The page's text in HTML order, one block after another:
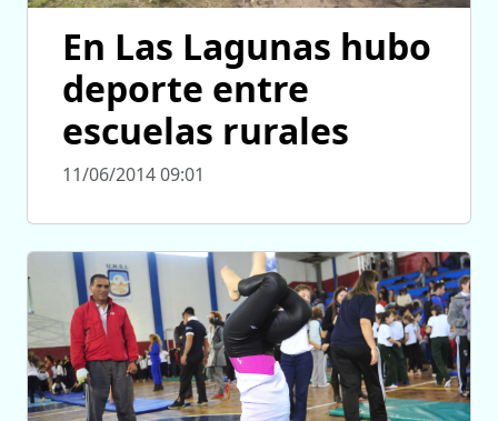
En Las Lagunas hubo
deporte entre
escuelas rurales
11/06/2014 09:01